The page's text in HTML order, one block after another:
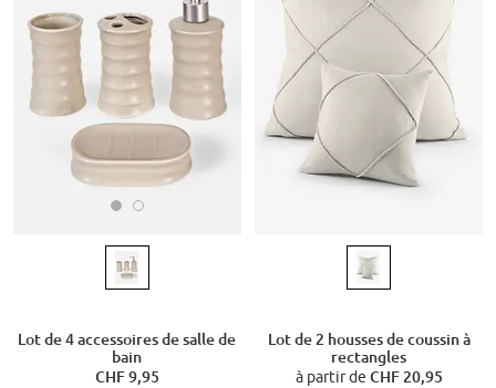
Lot de 4 accessoires de salle de
bain
CHF 9,95
Lot de 2 housses de coussin à
rectangles
à partir de CHF 20,95